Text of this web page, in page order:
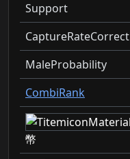
Support
CaptureRateCorrect
MaleProbability
CombiRank
幣